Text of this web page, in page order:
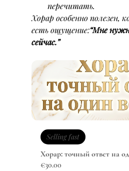
перечитать.
Хорар особенно полезен,
есть ощущение:“Мне
сейчас.”
Selling fast
Хорар: точный ответ на
€30.00